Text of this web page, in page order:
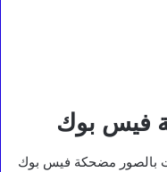
فيس بوك
بالصور مضحكة فيس بوك